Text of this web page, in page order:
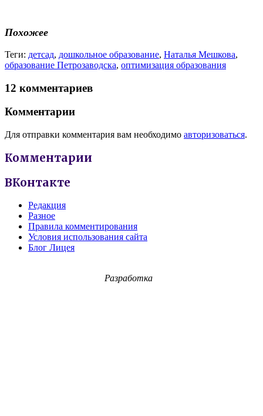
Похожее
Теги: детсад, дошкольное образование, Наталья Мешкова,
образование Петрозаводска, оптимизация образования
12 комментариев
Комментарии
Для отправки комментария вам необходимо авторизоваться.
Комментарии
ВКонтакте
Редакция
Разное
Правила комментирования
Условия использования сайта
Блог Лицея
Разработка